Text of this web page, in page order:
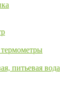
питьевая вода